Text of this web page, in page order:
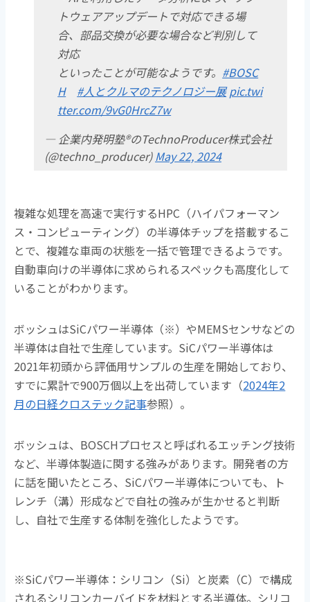
トウェアアップデートで対応できる場
合、部品交換が必要な場合など判別して
対応
といったことが可能なようです。 #BOSC
H
#人とクルマのテクノロジー展 pic.twi
tter.com/9vG0HrcZ7w
— 企業内発明塾®のTechnoProducer株式会社
(@techno_producer)May 22, 2024
複雑な処理を高速で実行するHPC（ハイパフォーマン
ス・コンピューティング）の半導体チップを搭載するこ
とで、複雑な車両の状態を一括で管理できるようです。
自動車向けの半導体に求められるスペックも高度化して
いることがわかります。
ボッシュはSiCパワー半導体（※）やMEMSセンサなどの
半導体は自社で生産しています。SiCパワー半導体は
2021年初頭から評価用サンプルの生産を開始しており、
すでに累計で900万個以上を出荷しています（2024年2
月の日経クロステック記事参照）。
ボッシュは、BOSCHプロセスと呼ばれるエッチング技術
など、半導体製造に関する強みがあります。開発者の方
に話を聞いたところ、SiCパワー半導体についても、ト
レンチ（溝）形成などで自社の強みが生かせると判断
し、自社で生産する体制を強化したようです。
※SiCパワー半導体：シリコン（Si）と炭素（C）で構成
されるシリコンカーバイドを材料とする半導体。シリコ